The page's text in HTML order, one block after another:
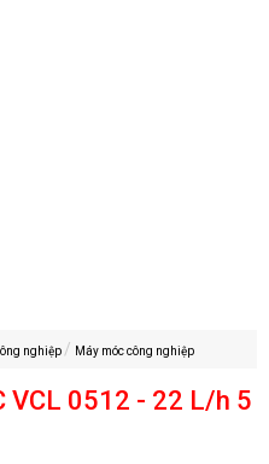
nghiệp Máy móc công nghiệp
VCL 0512 - 22 L/h 5